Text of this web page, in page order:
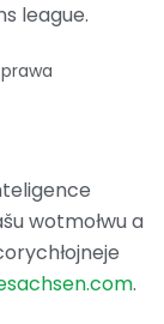
league.
wotmołwu a
.